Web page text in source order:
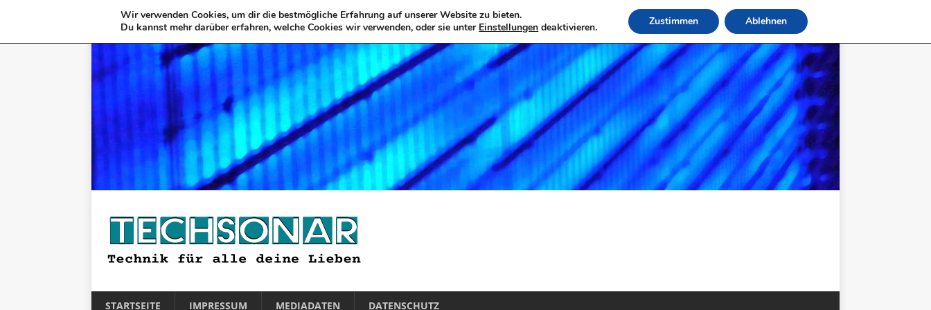
STARTSEITE IMPRESSUM MEDIADATEN DATENSCHUTZ
Wir verwenden Cookies, um dir die bestmögliche Erfahrung auf unserer Website zu bieten.
Du kannst mehr darüber erfahren, welche Cookies wir verwenden, oder sie unter Einstellungen deaktivieren. Zustimmen Ablehnen